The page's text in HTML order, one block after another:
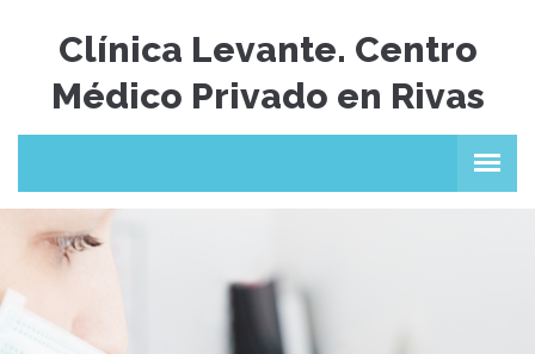
Clínica Levante. Centro
Médico Privado en Rivas